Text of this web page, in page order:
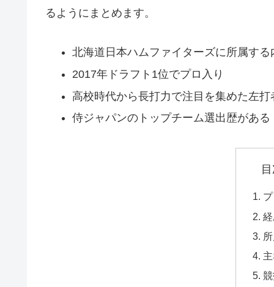
るようにまとめます。
北海道日本ハムファイターズに所属する
2017年ドラフト1位でプロ入り
高校時代から長打力で注目を集めた左打
侍ジャパンのトップチーム選出歴がある